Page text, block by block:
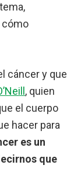
cómo
cáncer y que
, quien
el cuerpo
hacer para
es un
que